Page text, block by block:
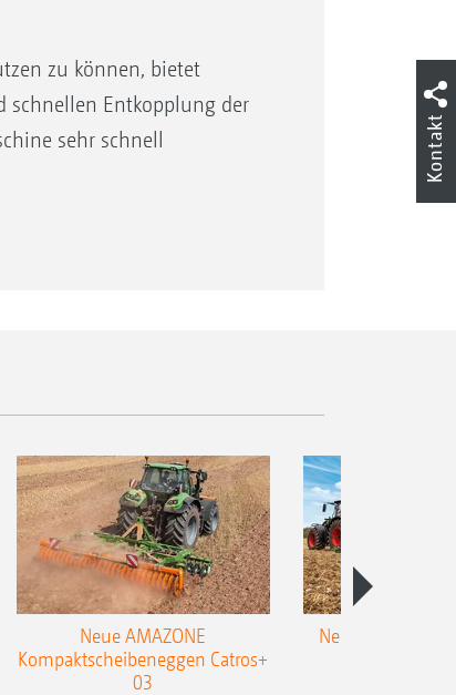
zu können, bietet
schnellen Entkopplung der
sehr schnell
Neue AMAZONE
Kompaktscheibeneggen Catros+
03
Neuer
Kontakt